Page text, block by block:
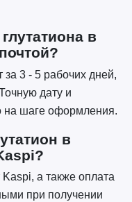
в
3 - 5 рабочих дней,
дату и
на шаге оформления.
в
а также оплата
при получении